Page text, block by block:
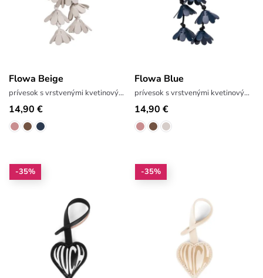
Flowa Beige
prívesok s vrstvenými kvetinovými motívmi
14,90 €
Flowa Blue
prívesok s vrstvenými kvetinovými motívmi
14,90 €
-35% -35%